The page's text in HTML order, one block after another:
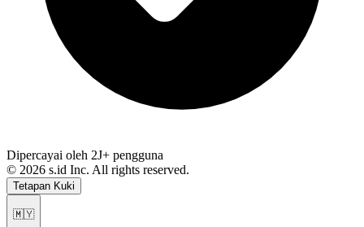
Dipercayai oleh 2J+ pengguna
© 2026 s.id Inc. All rights reserved.
Tetapan Kuki
🇲🇾